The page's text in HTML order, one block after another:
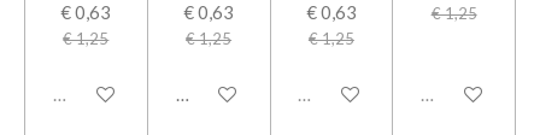
€ 0,63
€ 1,25
Uitverkocht
€ 0,63
€ 1,25
In winkelwagen
€ 0,63
€ 1,25
Uitverkocht
€ 1,25
Uitverkocht